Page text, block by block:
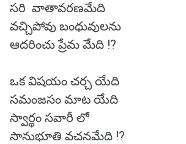
సరి వాతావరణమేది
వచ్చిపోవు బంధువులను
ఆదరించు ప్రేమ మేది !?
ఒక విషయం చర్చ యేది
సమంజసం మాట యేది
స్వార్థం సవారీ లో
సానుభూతి వచనమేది !?